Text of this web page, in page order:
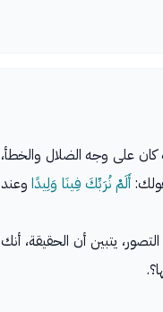
على وجه الضلال والخطأ،
أَلَمْ نُرَبِّكَ فِينَا وَلِيدًاوعند
يتبين أن الحقيقة، أنك